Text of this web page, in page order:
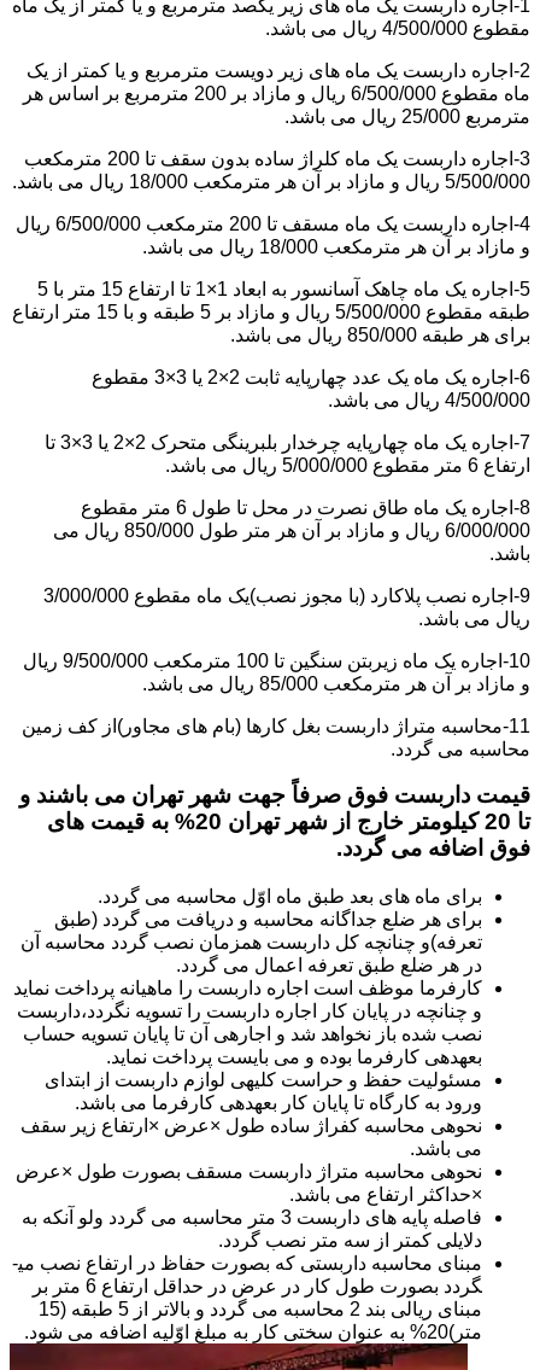
1-اجاره داربست یک ماه های زیر یکصد مترمربع و یا کمتر از یک ماه
مقطوع 4/500/000 ریال می باشد.
2-اجاره داربست یک ماه های زیر دویست مترمربع و یا کمتر از یک
ماه مقطوع 6/500/000 ریال و مازاد بر 200 مترمربع بر اساس هر
مترمربع 25/000 ریال می باشد.
3-اجاره داربست یک ماه کلراژ ساده بدون سقف تا 200 مترمکعب
5/500/000 ریال و مازاد بر آن هر مترمکعب 18/000 ریال می باشد.
4-اجاره داربست یک ماه مسقف تا 200 مترمکعب 6/500/000 ریال
و مازاد بر آن هر مترمکعب 18/000 ریال می باشد.
5-اجاره یک ماه چاهک آسانسور به ابعاد 1×1 تا ارتفاع 15 متر با 5
طبقه مقطوع 5/500/000 ریال و مازاد بر 5 طبقه و با 15 متر ارتفاع
برای هر طبقه 850/000 ریال می باشد.
6-اجاره یک ماه یک عدد چهارپایه ثابت 2×2 یا 3×3 مقطوع
4/500/000 ریال می باشد.
7-اجاره یک ماه چهارپایه چرخدار بلبرینگی متحرک 2×2 یا 3×3 تا
ارتفاع 6 متر مقطوع 5/000/000 ریال می باشد.
8-اجاره یک ماه طاق نصرت در محل تا طول 6 متر مقطوع
6/000/000 ریال و مازاد بر آن هر متر طول 850/000 ریال می
باشد.
9-اجاره نصب پلاکارد (با مجوز نصب)یک ماه مقطوع 3/000/000
ریال می باشد.
10-اجاره یک ماه زیربتن سنگین تا 100 مترمکعب 9/500/000 ریال
و مازاد بر آن هر مترمکعب 85/000 ریال می باشد.
11-محاسبه متراژ داربست بغل کارها (بام های مجاور)از کف زمین
محاسبه می گردد.
قیمت داربست فوق صرفاً جهت شهر تهران می باشند و
تا 20 کیلومتر خارج از شهر تهران 20% به قیمت های
فوق اضافه می گردد.
برای ماه های بعد طبق ماه اوّل محاسبه می گردد.
برای هر ضلع جداگانه محاسبه و دریافت می گردد (طبق
تعرفه)و چنانچه کل داربست همزمان نصب گردد محاسبه آن
در هر ضلع طبق تعرفه اعمال می گردد.
کارفرما موظف است اجاره داربست را ماهیانه پرداخت نماید
و چنانچه در پایان کار اجاره داربست را تسویه نگردد،داربست
نصب شده باز نخواهد شد و اجاره­ی آن تا پایان تسویه حساب
بعهده­ی کارفرما بوده و می بایست پرداخت نماید.
مسئولیت حفظ و حراست کلیه­ی لوازم داربست از ابتدای
ورود به کارگاه تا پایان کار بعهده­ی کارفرما می باشد.
نحوه­ی محاسبه کفراژ ساده طول ×عرض ×ارتفاع زیر سقف
می باشد.
نحوه­ی محاسبه متراژ داربست مسقف بصورت طول ×عرض
×حداکثر ارتفاع می باشد.
فاصله پایه های داربست 3 متر محاسبه می گردد ولو آنکه به
دلایلی کمتر از سه متر نصب گردد.
مبنای محاسبه داربستی که بصورت حفاظ در ارتفاع نصب می­
گردد بصورت طول کار در عرض در حداقل ارتفاع 6 متر بر
مبنای ریالی بند 2 محاسبه می گردد و بالاتر از 5 طبقه (15
متر)20% به عنوان سختی کار به مبلغ اوّلیه اضافه می شود.